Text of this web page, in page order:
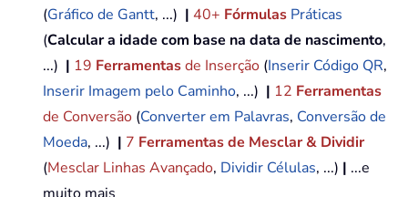
(Gráfico de Gantt, ...) | 40+ Fórmulas Práticas
(Calcular a idade com base na data de nascimento,
...) | 19 Ferramentasde Inserção (Inserir Código QR,
Inserir Imagem pelo Caminho, ...) | 12 Ferramentas
de Conversão (Converter em Palavras, Conversão de
Moeda, ...) | 7 Ferramentas de Mesclar & Dividir
(Mesclar Linhas Avançado, Dividir Células, ...) | ...e